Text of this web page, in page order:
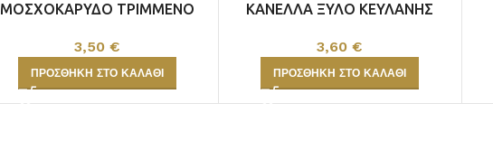
ΜΟΣΧΟΚΑΡΥΔΟ ΤΡΙΜΜΕΝΟ
3,50 €
ΠΡΟΣΘΉΚΗ ΣΤΟ ΚΑΛΆΘΙ
ΚΑΝΕΛΛΑ ΞΥΛΟ ΚΕΥΛΑΝΗΣ
3,60€
ΠΡΟΣΘΉΚΗ ΣΤΟ ΚΑΛΆΘΙ